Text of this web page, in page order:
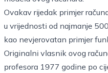
Ovakav rijedak primjer
u vrijednosti od najmanje
kao nevjerovatan primjer
Originalni vlasnik ovog
profesora 1977 godine po